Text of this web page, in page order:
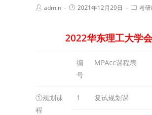
admin 2021年12月29日 考
2022华东理工大学
编
号
MPAcc课程表
①规划课
程
1 复试规划课